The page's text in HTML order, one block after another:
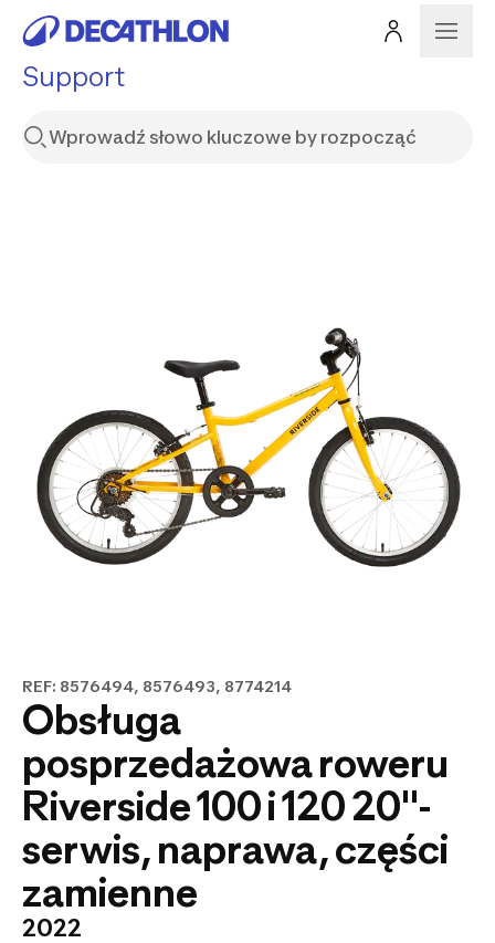
Support
REF: 8576494, 8576493, 8774214
Obsługa
posprzedażowa roweru
Riverside 100 i 120 20"-
serwis, naprawa, części
zamienne
2022